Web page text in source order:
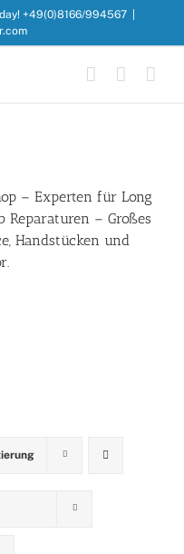
+49(0)8166/994567
– Experten für Long
Reparaturen – Großes
, Handstücken und